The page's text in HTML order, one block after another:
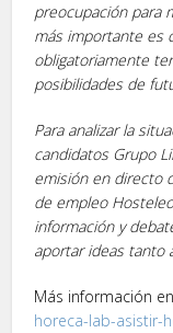
preocupación para
más importante es
obligatoriamente
posibilidades de
Para analizar la
candidatos Grupo
emisión en directo
de empleo
información y
aportar ideas tanto
Más información en
horeca-lab-asistir-